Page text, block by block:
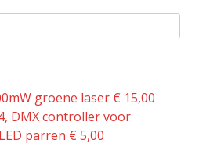
groene laser € 15,00
DMX controller voor
parren € 5,00